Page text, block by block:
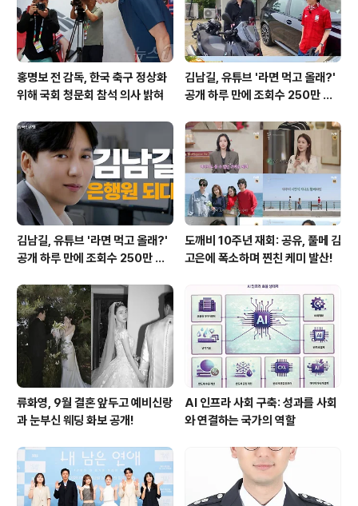
의 이번 경기..
홍명보 전 감독, 한국 축구 정상화
위해 국회 청문회 참석 의사 밝혀
김남길, 유튜브 '라면 먹고 올래?'
공개 하루 만에 조회수 250만 돌
김남길, 유튜브 '라면 먹고 올래?'
공개 하루 만에 조회수 250만 돌
도깨비 10주년 재회: 공유, 풀메 김
고은에 폭소하며 찐친 케미 발산!
류화영, 9월 결혼 앞두고 예비신랑
과 눈부신 웨딩 화보 공개!
AI 인프라 사회 구축: 성과를 사회
와 연결하는 국가의 역할